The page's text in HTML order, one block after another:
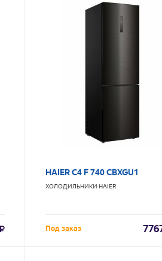
HAIER C4 F 740 CBXGU1
ХОЛОДИЛЬНИКИ HAIER
Под заказ